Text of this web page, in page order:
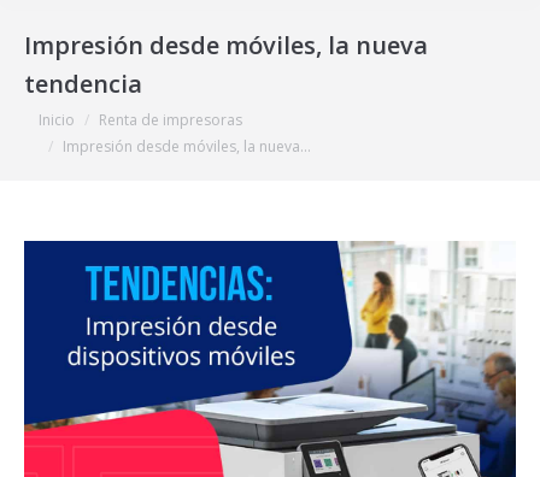
Impresión desde móviles, la nueva
tendencia
Estás aquí:
Inicio
Renta de impresoras
Impresión desde móviles, la nueva…